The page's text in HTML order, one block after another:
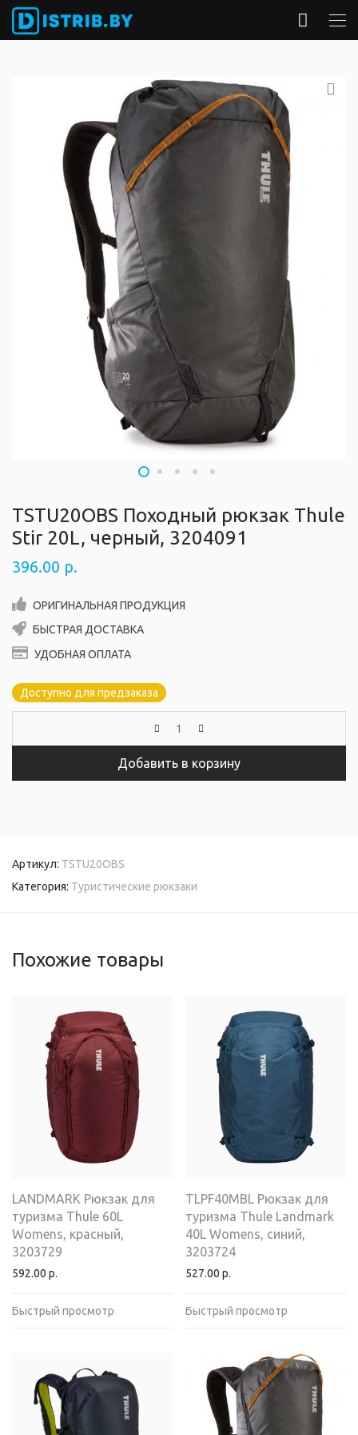
TSTU20OBS Походный рюкзак Thule
Stir 20L, черный, 3204091
396.00 р.
ОРИГИНАЛЬНАЯ ПРОДУКЦИЯ
БЫСТРАЯ ДОСТАВКА
УДОБНАЯ ОПЛАТА
Доступно для предзаказа
Добавить в корзину
Артикул: TSTU20OBS
Категория: Туристические рюкзаки
Похожие товары
LANDMARK Рюкзак для
туризма Thule 60L
Womens, красный,
3203729
592.00 р.
Быстрый просмотр
TLPF40MBL Рюкзак для
туризма Thule Landmark
40L Womens, синий,
3203724
527.00 р.
Быстрый просмотр